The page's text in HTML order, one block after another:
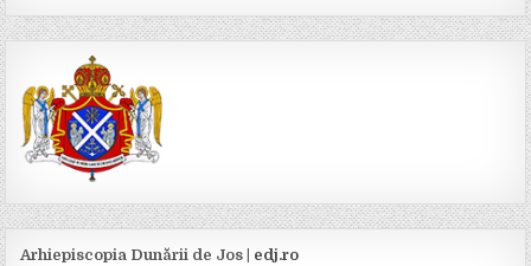
Arhiepiscopia Dunării de Jos | edj.ro